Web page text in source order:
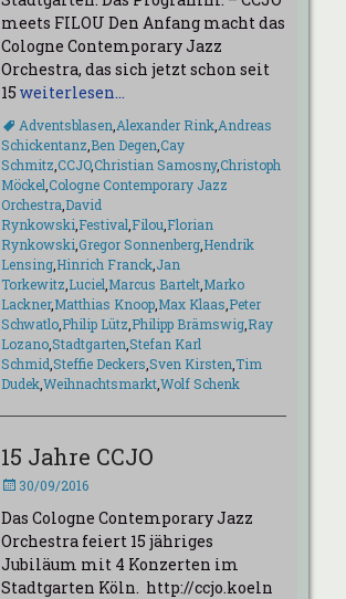
meets FILOU Den Anfang macht das
Cologne Contemporary Jazz
Orchestra, das sich jetzt schon seit
15 weiterlesen…
Schlagworte
Adventsblasen Alexander Rink, Andreas
Schickentanz Ben Degen Cay
Schmitz CCJO,Christian Samosny,Christoph
Möckel Cologne Contemporary Jazz
Orchestra David
Rynkowski Festival Filou Florian
Rynkowski Gregor Sonnenberg, Hendrik
Lensing, Hinrich Franck, Jan
Torkewitz Luciel Marcus Bartelt, Marko
Lackner,Matthias Knoop, Max Klaas Peter
Schwatlo, Philip Lütz Philipp Brämswig, Ray
Lozano,Stadtgarten Stefan Karl
Schmid Steffie Deckers Sven Kirsten Tim
Dudek,Weihnachtsmarkt,Wolf Schenk
15 Jahre CCJO
Veröffentlicht
30/09/2016
Das Cologne Contemporary Jazz
Orchestra feiert 15 jähriges
Jubiläum mit 4 Konzerten im
Stadtgarten Köln. http://ccjo.koeln